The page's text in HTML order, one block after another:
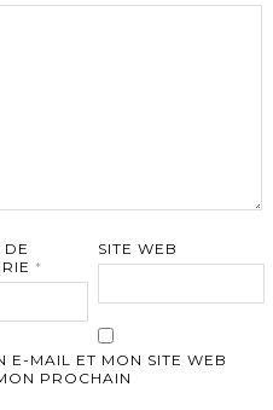
DE
*
SITE WEB
E-MAIL ET MON SITE WEB
PROCHAIN